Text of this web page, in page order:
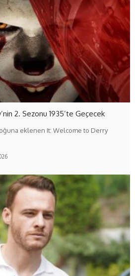
2. Sezonu 1935’te Geçecek
eklenen It: Welcome to Derry